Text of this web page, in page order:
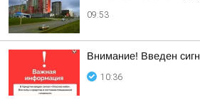
09:53
Внимание! Введен
10:36